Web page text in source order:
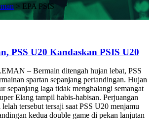
> EPA PSIS
PSS U20 Kandaskan PSIS U20
– Bermain ditengah hujan lebat, PSS
spartan sepanjang pertandingan. Hujan
sepanjang laga tidak menghalangi semangat
Elang tampil habis-habisan. Perjuangan
tersebut tersaji saat PSS U20 menjamu
kedua double game di pekan lanjutan